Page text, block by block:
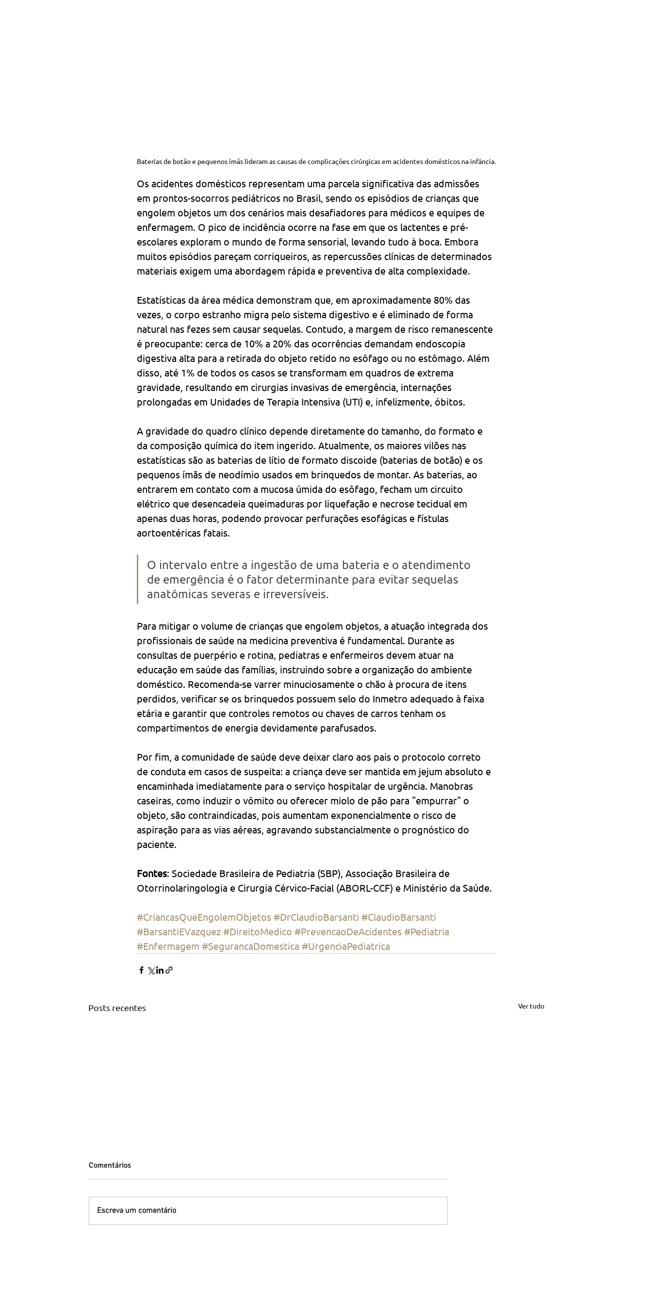
Baterias de botão e pequenos ímãs lideram as causas de complicações cirúrgicas em acidentes domésticos na infância.
Os acidentes domésticos representam uma parcela significativa das admissões
em prontos-socorros pediátricos no Brasil, sendo os episódios de crianças que
engolem objetos um dos cenários mais desafiadores para médicos e equipes de
enfermagem. O pico de incidência ocorre na fase em que os lactentes e pré-
escolares exploram o mundo de forma sensorial, levando tudo à boca. Embora
muitos episódios pareçam corriqueiros, as repercussões clínicas de determinados
materiais exigem uma abordagem rápida e preventiva de alta complexidade.
Estatísticas da área médica demonstram que, em aproximadamente 80% das
vezes, o corpo estranho migra pelo sistema digestivo e é eliminado de forma
natural nas fezes sem causar sequelas. Contudo, a margem de risco remanescente
é preocupante: cerca de 10% a 20% das ocorrências demandam endoscopia
digestiva alta para a retirada do objeto retido no esôfago ou no estômago. Além
disso, até 1% de todos os casos se transformam em quadros de extrema
gravidade, resultando em cirurgias invasivas de emergência, internações
prolongadas em Unidades de Terapia Intensiva (UTI) e, infelizmente, óbitos.
A gravidade do quadro clínico depende diretamente do tamanho, do formato e
da composição química do item ingerido. Atualmente, os maiores vilões nas
estatísticas são as baterias de lítio de formato discoide (baterias de botão) e os
pequenos ímãs de neodímio usados em brinquedos de montar. As baterias, ao
entrarem em contato com a mucosa úmida do esôfago, fecham um circuito
elétrico que desencadeia queimaduras por liquefação e necrose tecidual em
apenas duas horas, podendo provocar perfurações esofágicas e fístulas
aortoentéricas fatais.
O intervalo entre a ingestão de uma bateria e o atendimento
de emergência é o fator determinante para evitar sequelas
anatômicas severas e irreversíveis.
Para mitigar o volume de crianças que engolem objetos, a atuação integrada dos
profissionais de saúde na medicina preventiva é fundamental. Durante as
consultas de puerpério e rotina, pediatras e enfermeiros devem atuar na
educação em saúde das famílias, instruindo sobre a organização do ambiente
doméstico. Recomenda-se varrer minuciosamente o chão à procura de itens
perdidos, verificar se os brinquedos possuem selo do Inmetro adequado à faixa
etária e garantir que controles remotos ou chaves de carros tenham os
compartimentos de energia devidamente parafusados.
Por fim, a comunidade de saúde deve deixar claro aos pais o protocolo correto
de conduta em casos de suspeita: a criança deve ser mantida em jejum absoluto e
encaminhada imediatamente para o serviço hospitalar de urgência. Manobras
caseiras, como induzir o vômito ou oferecer miolo de pão para "empurrar" o
objeto, são contraindicadas, pois aumentam exponencialmente o risco de
aspiração para as vias aéreas, agravando substancialmente o prognóstico do
paciente.
Fontes: Sociedade Brasileira de Pediatria (SBP), Associação Brasileira de
Otorrinolaringologia e Cirurgia Cérvico-Facial (ABORL-CCF) e Ministério da Saúde.
#CriancasQueEngolemObjetos #DrClaudioBarsanti #ClaudioBarsanti
#BarsantiEVazquez #DireitoMedico #PrevencaoDeAcidentes #Pediatria
#Enfermagem #SegurancaDomestica #UrgenciaPediatrica
Posts recentes Ver tudo
Comentários
Escreva um comentário